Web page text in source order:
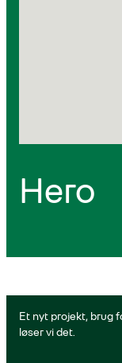
Hero
Et nyt projekt, brug
løser vi det.